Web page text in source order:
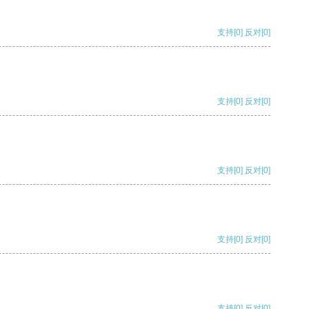
支持[0] 反对[0]
支持[0] 反对[0]
支持[0] 反对[0]
支持[0] 反对[0]